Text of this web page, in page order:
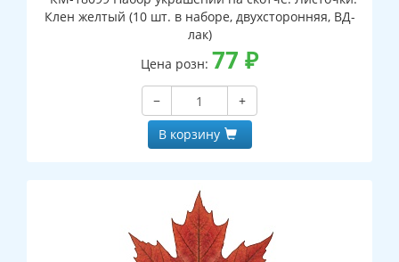
Клен желтый (10 шт. в наборе, двухсторонняя, ВД-
лак)
Цена розн: 77 ₽
−
+
В корзину